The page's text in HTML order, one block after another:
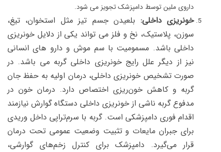
داروی ملین توسط دامپزشک تجویز می شود.
خونریزی داخلی: بلعیدن جسم تیز مثل استخوان، تیغ،
سوزن، پلاستیک، نخ و فلز می تواند یکی از دلایل خونریزی
داخلی باشد. مسمومیت با سم موش و دارو های انسانی
نیز از دیگر علل رایج خونریزی داخلی گربه می باشد. در
صورت تشخیص خونریزی داخلی، درمان اولیه به حفظ جان
گربه و کاهش خون‌ریزی اختصاص دارد. درمان خون در
مدفوع گربه ناشی از خونریزی داخلی دستگاه گوارش نیازمند
اقدام فوری دامپزشکی است. گربه با سرم‌تراپی داخل وریدی
برای جبران مایعات و تثبیت وضعیت عمومی تحت درمان
قرار می‌گیرد. دامپزشک برای کنترل زخم‌های گوارشی،